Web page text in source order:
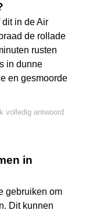
in de Air
de rollade
rusten
in dunne
en gesmoorde
volledig antwoord
in
gebruiken om
Dit kunnen